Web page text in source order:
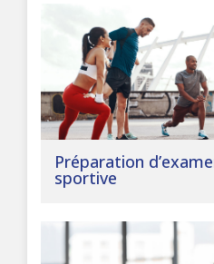
Préparation
sportive